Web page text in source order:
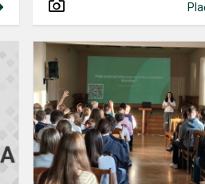
mokinių
dalyvaujamojo
biudžeto
programos
įgyvendinimo